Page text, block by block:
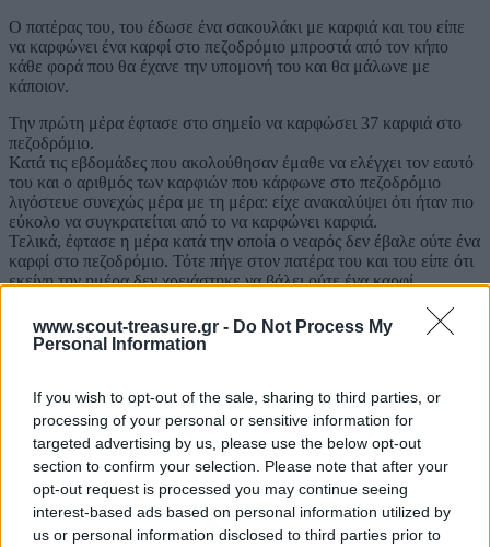
www.scout-treasure.gr - Do Not Process My
Personal Information
If you wish to opt-out of the sale, sharing to third parties, or
processing of your personal or sensitive information for
targeted advertising by us, please use the below opt-out
section to confirm your selection. Please note that after your
opt-out request is processed you may continue seeing
interest-based ads based on personal information utilized by
us or personal information disclosed to third parties prior to
Ο πατέρας του, του έδωσε ένα σακουλάκι με καρφιά και του είπε
να καρφώνει ένα καρφί στο πεζοδρόμιο μπροστά από τον κήπο
κάθε φορά που θα έχανε την υπομονή του και θα μάλωνε με
κάποιον.
Την πρώτη μέρα έφτασε στο σημείο να καρφώσει 37 καρφιά στο
πεζοδρόμιο.
Κατά τις εβδομάδες που ακολούθησαν έμαθε να ελέγχει τον εαυτό
του και ο αριθμός των καρφιών που κάρφωνε στο πεζοδρόμιο
λιγόστευε συνεχώς μέρα με τη μέρα: είχε ανακαλύψει ότι ήταν πιο
εύκολο να συγκρατείται από το να καρφώνει καρφιά.
Τελικά, έφτασε η μέρα κατά την οποίa ο νεαρός δεν έβαλε ούτε ένα
καρφί στο πεζοδρόμιο. Τότε πήγε στον πατέρα του και του είπε ότι
εκείνη την ημέρα δεν χρειάστηκε να βάλει ούτε ένα καρφί.
Τότε ο πατέρας του, του είπε να βγάζει ένα καρφί για κάθε μέρα
που θα περνούσε χωρίς να χάσει την υπομονή του.
του ότι είχε βγάλει όλα τα καρφιά απ το πεζοδρόμιο.
Ο πατέρας τότε, οδήγησε τον υιό του στο πεζοδρόμιο μπροστά από
τον κήπο και του είπε:
«Παιδί μου, συμπεριφέρθηκες καλά, αλλά κοίτα πόσες τρύπες έχει
το πεζοδρόμιο. Αυτό δεν θα είναι πια όπως πριν. Όταν μαλώνεις με
κάποιον και του λες κάτι προσβλητικό, του αφήνεις μια πληγή όπως